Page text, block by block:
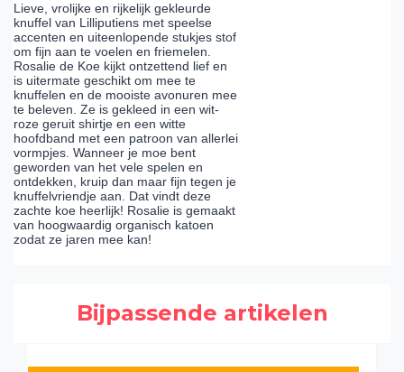
Lieve, vrolijke en rijkelijk gekleurde
knuffel van Lilliputiens met speelse
accenten en uiteenlopende stukjes stof
om fijn aan te voelen en friemelen.
Rosalie de Koe kijkt ontzettend lief en
is uitermate geschikt om mee te
knuffelen en de mooiste avonuren mee
te beleven. Ze is gekleed in een wit-
roze geruit shirtje en een witte
hoofdband met een patroon van allerlei
vormpjes. Wanneer je moe bent
geworden van het vele spelen en
ontdekken, kruip dan maar fijn tegen je
knuffelvriendje aan. Dat vindt deze
zachte koe heerlijk! Rosalie is gemaakt
van hoogwaardig organisch katoen
zodat ze jaren mee kan!
Bijpassende artikelen